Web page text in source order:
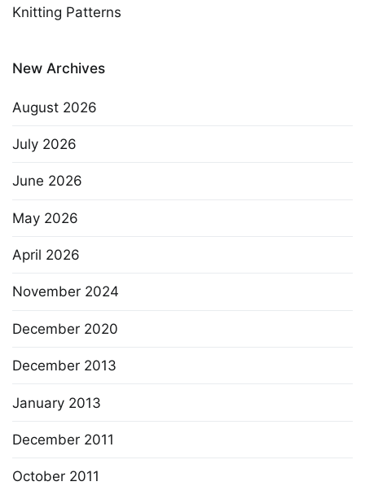
Knitting Patterns
New Archives
August 2026
July 2026
June 2026
May 2026
April 2026
November 2024
December 2020
December 2013
January 2013
December 2011
October 2011